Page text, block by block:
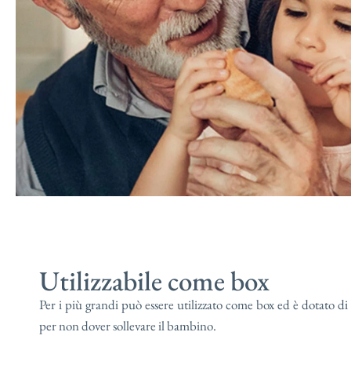
Utilizzabile come box
Per i più grandi può essere utilizzato come box ed è dotato
per non dover sollevare il bambino.